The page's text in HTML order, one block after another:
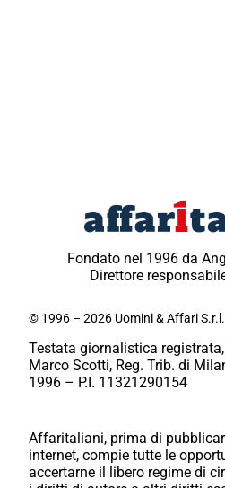
Fondato nel 1996 da
Direttore
© 1996 – 2026 Uomini & Affari
Testata giornalistica
Marco Scotti, Reg. Trib. di
1996 – P.I. 11321290154
Affaritaliani, prima di
internet, compie tutte le
accertarne il libero regime di